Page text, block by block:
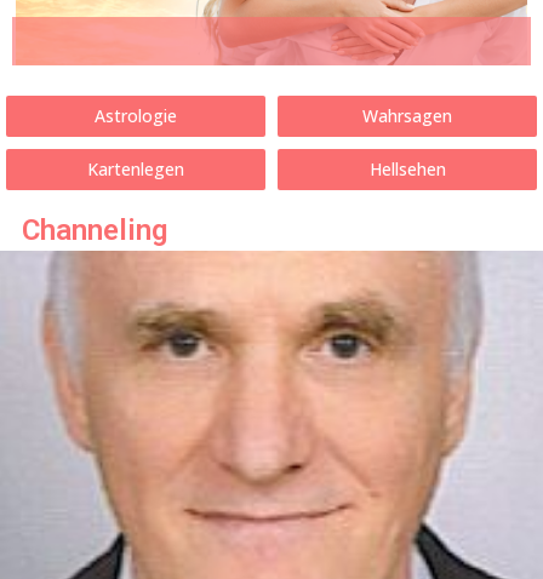
Astrologie Wahrsagen
Kartenlegen Hellsehen
Channeling